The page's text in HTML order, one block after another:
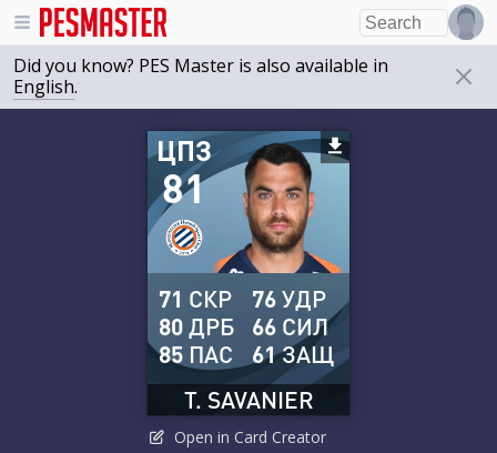
Did you know? PES Master is also available in
English.
81
ЦПЗ
T. SAVANIER
71 СКР
80ДРБ
85 ПАС
76УДР
66 СИЛ
61ЗАЩ
Open in Card Creator